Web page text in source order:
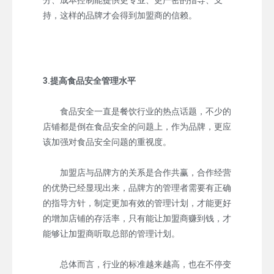
持，这样的品牌才会得到加盟商的信赖。
3.提高食品安全管理水平
食品安全一直是餐饮行业的热点话题，不少的
店铺都是倒在食品安全的问题上，作为品牌，更应
该加强对食品安全问题的重视度。
加盟店与品牌方的关系是合作共赢，合作经营
的优势已经显现出来，品牌方的管理者需要有正确
的指导方针，制定更加有效的管理计划，才能更好
的增加店铺的存活率，只有能让加盟商赚到钱，才
能够让加盟商听取总部的管理计划。
总体而言，行业的标准越来越高，也在不停变